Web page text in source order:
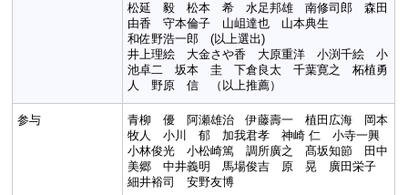
松延 毅 松本 希 水足邦雄 南修司郎 森田
由香 守本倫子 山岨達也 山本典生
和佐野浩一郎 (以上選出)
井上理絵 大金さや香 大原重洋 小渕千絵 小
池卓二 坂本 圭 下倉良太 千葉寛之 柘植勇
人 野原 信 （以上推薦）
参与
青柳 優 阿瀬雄治 伊藤壽一 植田広海 岡本
牧人 小川 郁 加我君孝 神崎 仁 小寺一興
小林俊光 小松崎篤 調所廣之 髙坂知節 田中
美郷 中井義明 馬場俊吉 原 晃 廣田栄子
細井裕司 安野友博